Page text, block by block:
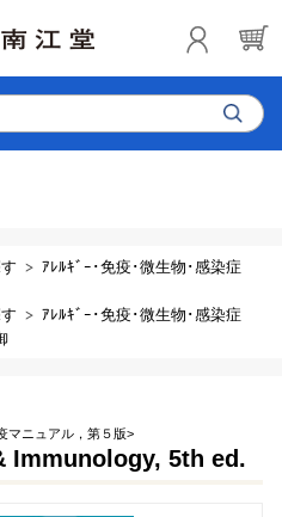
ｱﾚﾙｷﾞｰ･免疫･微生物･感染症
ｱﾚﾙｷﾞｰ･免疫･微生物･感染症
マニュアル，第５版>
Immunology, 5th ed.